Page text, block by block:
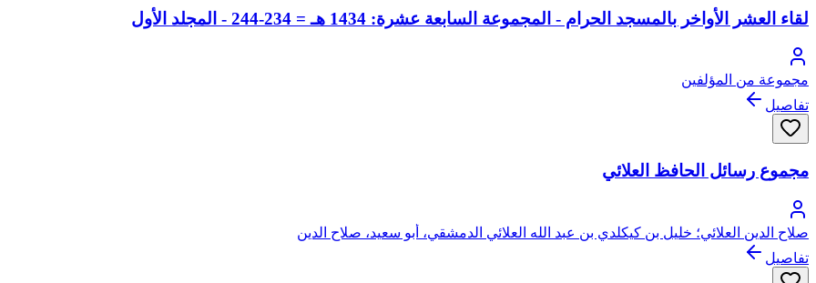
لقاء العشر الأواخر بالمسجد الحرام - المجموعة السابعة عشرة: 1434 هـ = 234-244 - المجلد الأول
مجموعة من المؤلفين
تفاصيل
مجموع رسائل الحافظ العلائي
صلاح الدين العلائي؛ خليل بن كيكلدي بن عبد الله العلائي الدمشقي، أبو سعيد، صلاح الدين
تفاصيل